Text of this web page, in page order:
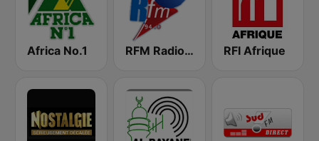
Africa No.1 RFM Radio Futurs Medias 94.0 FM RFI Afrique